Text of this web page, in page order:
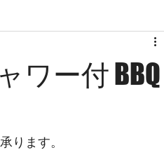
ワー付 BBQ
ります。